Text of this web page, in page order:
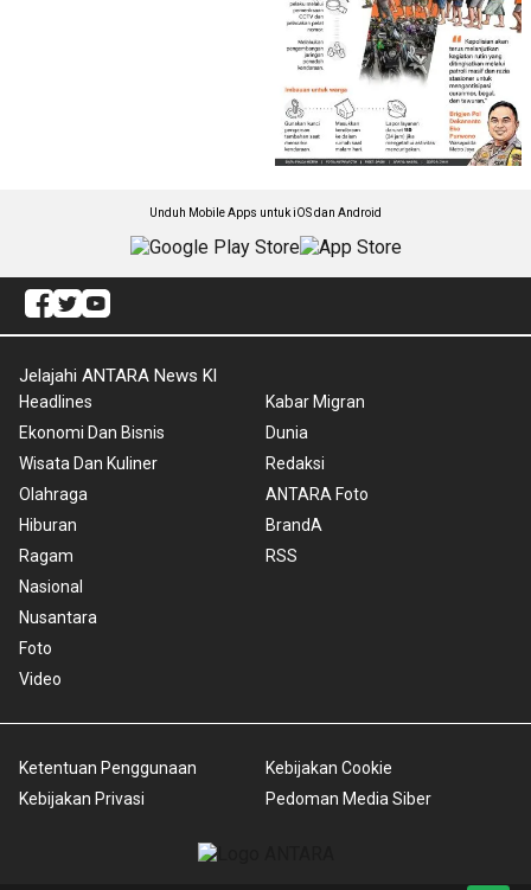
Unduh Mobile Apps untuk iOS dan Android
Jelajahi ANTARA News Kl
Headlines
Ekonomi Dan Bisnis
Wisata Dan Kuliner
Olahraga
Hiburan
Ragam
Nasional
Nusantara
Foto
Video
Kabar Migran
Dunia
Redaksi
ANTARA Foto
BrandA
RSS
Ketentuan Penggunaan
Kebijakan Privasi
Kebijakan Cookie
Pedoman Media Siber